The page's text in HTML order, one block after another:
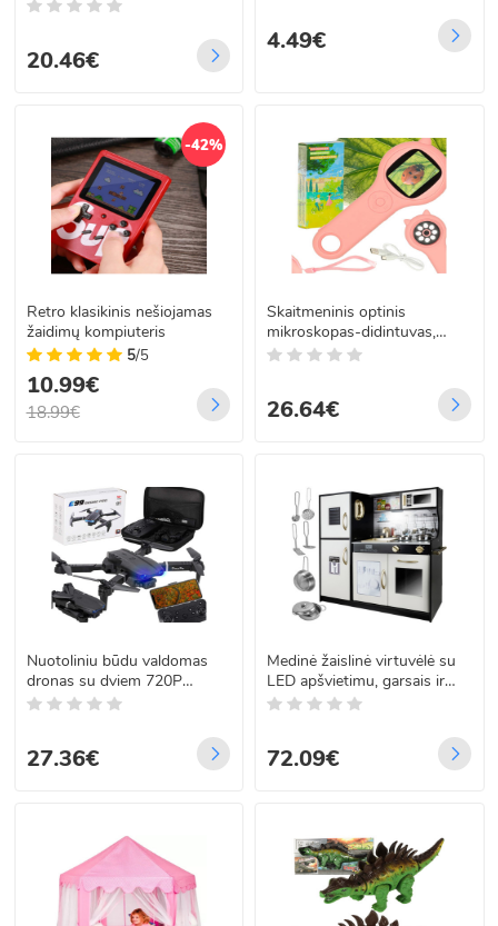
20.46€
4.49€
-42%
Retro klasikinis nešiojamas
žaidimų kompiuteris
5/5
10.99€
18.99€
Skaitmeninis optinis
mikroskopas-didintuvas,
rožinis, 500x, 2 MP
26.64€
Nuotoliniu būdu valdomas
dronas su dviem 720P
kameromis, headless režimu
27.36€
Medinė žaislinė virtuvėlė su
LED apšvietimu, garsais ir
priedais Kruzzel 22114 XL
72.09€